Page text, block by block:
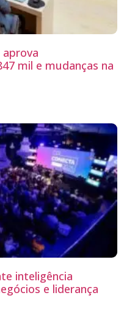
mil e mudanças na
inteligência
e liderança